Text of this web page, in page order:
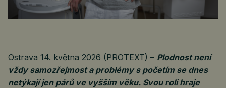
Ostrava 14. května 2026 (PROTEXT) – Plodnost není
vždy samozřejmost a problémy s početím se dnes
netýkají jen párů ve vyšším věku. Svou roli hraje